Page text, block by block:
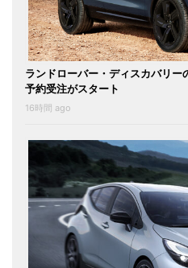
ランドローバー・ディスカバリ
予約受注がスタート
16時間 ago